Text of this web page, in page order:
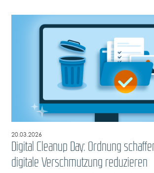
20.03.2026
Digital Cleanup Day: Ordnung
digitale Verschmutzung reduzieren